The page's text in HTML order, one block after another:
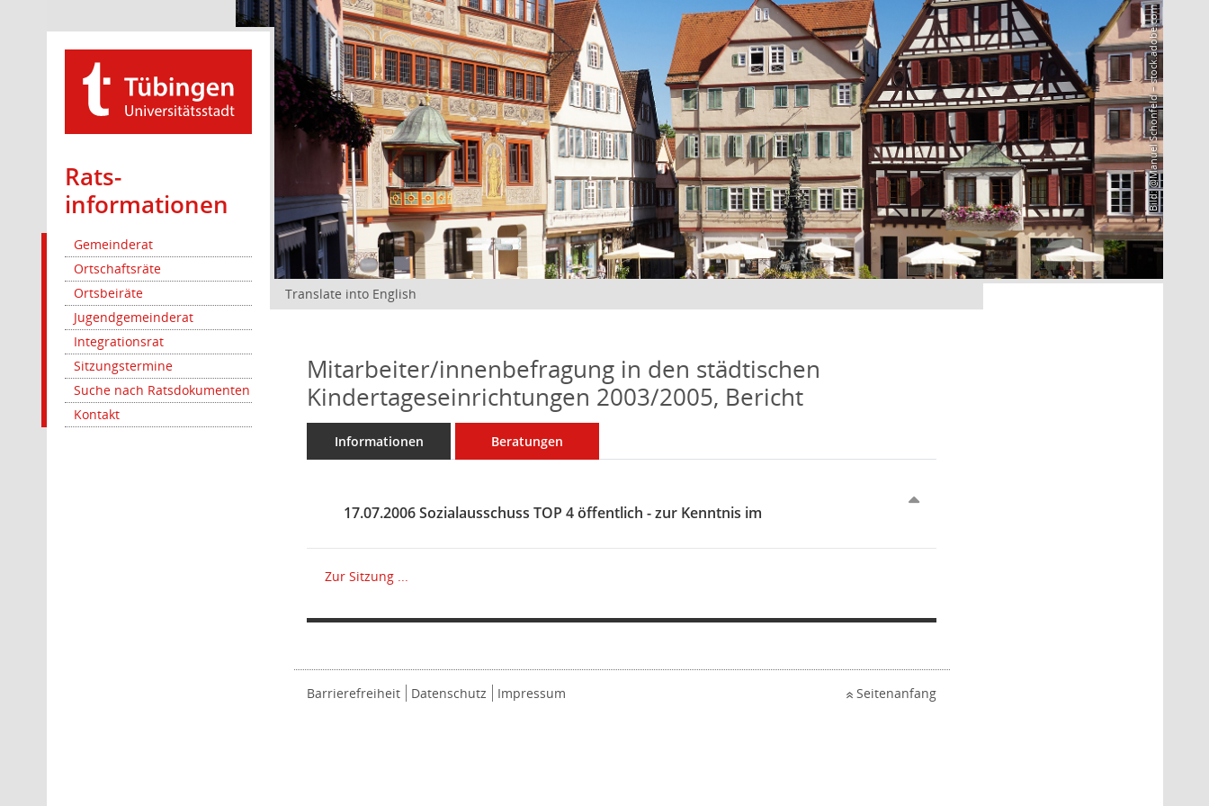
Rats­
informationen
Gemeinderat
Ortschaftsräte
Ortsbeiräte
Jugendgemeinderat
Integrationsrat
Sitzungstermine
Suche nach Ratsdokumenten
Kontakt
Bild: @Manuel Schönfeld – stock.adobe.com
Translate into English
Mitarbeiter/innenbefragung in den städtischen
Kindertageseinrichtungen 2003/2005, Bericht
Informationen Beratungen
17.07.2006 Sozialausschuss TOP 4 öffentlich - zur Kenntnis im
Zur Sitzung ...
Barrierefreiheit Datenschutz Impressum Seitenanfang